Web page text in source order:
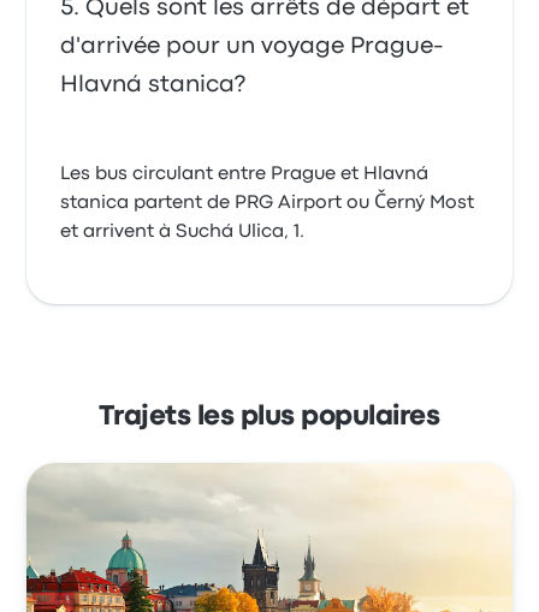
Quels sont les arrêts de départ et
d'arrivée pour un voyage Prague-
Hlavná stanica?
Les bus circulant entre Prague et Hlavná
stanica partent de PRG Airport ou Černý Most
et arrivent à Suchá Ulica, 1.
Trajets les plus populaires